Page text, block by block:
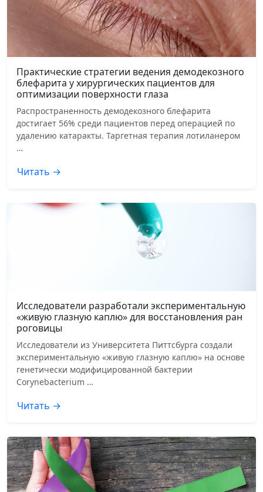
Практические стратегии ведения демодекозного
блефарита у хирургических пациентов для
оптимизации поверхности глаза
Распространенность демодекозного блефарита
достигает 56% среди пациентов перед операцией по
удалению катаракты. Таргетная терапия лотиланером
…
Читать →
Исследователи разработали экспериментальную
«живую глазную каплю» для восстановления ран
роговицы
Исследователи из Университета Питтсбурга создали
экспериментальную «живую глазную каплю» на основе
генетически модифицированной бактерии
Corynebacterium …
Читать →